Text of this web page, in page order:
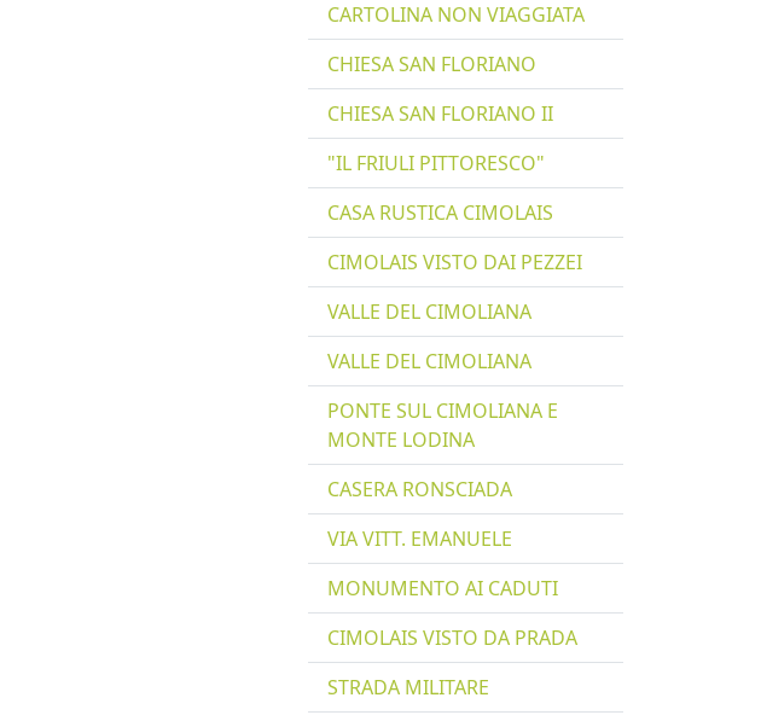
CARTOLINA NON VIAGGIATA
CHIESA SAN FLORIANO
CHIESA SAN FLORIANO II
"IL FRIULI PITTORESCO"
CASA RUSTICA CIMOLAIS
CIMOLAIS VISTO DAI PEZZEI
VALLE DEL CIMOLIANA
VALLE DEL CIMOLIANA
PONTE SUL CIMOLIANA E
MONTE LODINA
CASERA RONSCIADA
VIA VITT. EMANUELE
MONUMENTO AI CADUTI
CIMOLAIS VISTO DA PRADA
STRADA MILITARE